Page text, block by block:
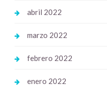
abril 2022
marzo 2022
febrero 2022
enero 2022